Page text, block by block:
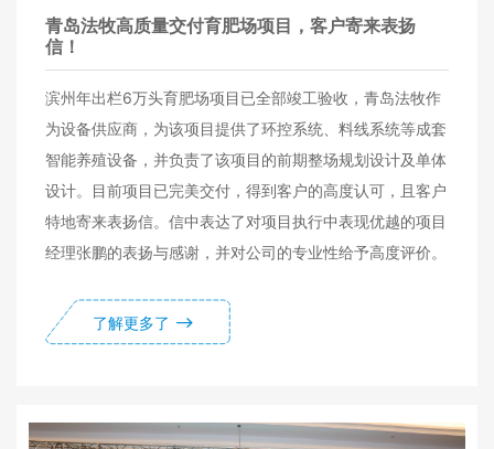
青岛法牧高质量交付育肥场项目，客户寄来表扬
信！
滨州年出栏6万头育肥场项目已全部竣工验收，青岛法牧作
为设备供应商，为该项目提供了环控系统、料线系统等成套
智能养殖设备，并负责了该项目的前期整场规划设计及单体
设计。目前项目已完美交付，得到客户的高度认可，且客户
特地寄来表扬信。信中表达了对项目执行中表现优越的项目
经理张鹏的表扬与感谢，并对公司的专业性给予高度评价。
了解更多了